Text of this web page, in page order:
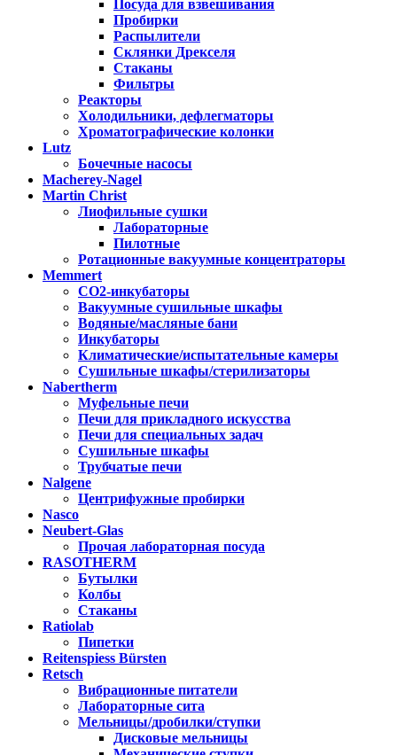
Посуда для взвешивания
Пробирки
Распылители
Склянки Дрекселя
Стаканы
Фильтры
Реакторы
Холодильники, дефлегматоры
Хроматографические колонки
Lutz
Бочечные насосы
Macherey-Nagel
Martin Christ
Лиофильные сушки
Лабораторные
Пилотные
Ротационные вакуумные концентраторы
Memmert
CO2-инкубаторы
Вакуумные сушильные шкафы
Водяные/масляные бани
Инкубаторы
Климатические/испытательные камеры
Сушильные шкафы/стерилизаторы
Nabertherm
Муфельные печи
Печи для прикладного искусства
Печи для специальных задач
Сушильные шкафы
Трубчатые печи
Nalgene
Центрифужные пробирки
Nasco
Neubert-Glas
Прочая лабораторная посуда
RASOTHERM
Бутылки
Колбы
Стаканы
Ratiolab
Пипетки
Reitenspiess Bürsten
Retsch
Вибрационные питатели
Лабораторные сита
Мельницы/дробилки/ступки
Дисковые мельницы